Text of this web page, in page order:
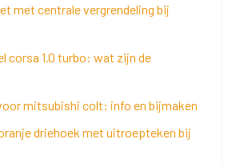
met centrale vergrendeling bij
corsa 1.0 turbo: wat zijn de
mitsubishi colt: info en bijmaken
driehoek met uitroepteken bij